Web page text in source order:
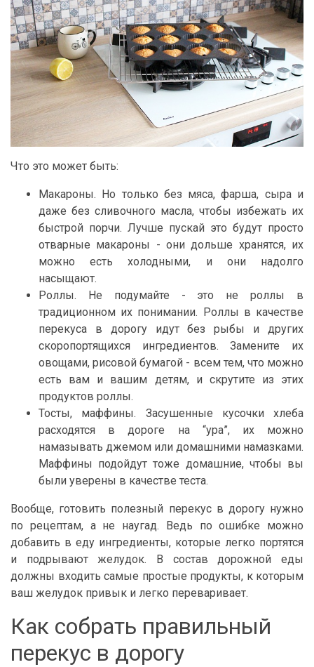
Что это может быть:
Макароны. Но только без мяса, фарша, сыра и
даже без сливочного масла, чтобы избежать их
быстрой порчи. Лучше пускай это будут просто
отварные макароны - они дольше хранятся, их
можно есть холодными, и они надолго
насыщают.
Роллы. Не подумайте - это не роллы в
традиционном их понимании. Роллы в качестве
перекуса в дорогу идут без рыбы и других
скоропортящихся ингредиентов. Замените их
овощами, рисовой бумагой - всем тем, что можно
есть вам и вашим детям, и скрутите из этих
продуктов роллы.
Тосты, маффины. Засушенные кусочки хлеба
расходятся в дороге на “ура”, их можно
намазывать джемом или домашними намазками.
Маффины подойдут тоже домашние, чтобы вы
были уверены в качестве теста.
Вообще, готовить полезный перекус в дорогу нужно
по рецептам, а не наугад. Ведь по ошибке можно
добавить в еду ингредиенты, которые легко портятся
и подрывают желудок. В состав дорожной еды
должны входить самые простые продукты, к которым
ваш желудок привык и легко переваривает.
Как собрать правильный
перекус в дорогу